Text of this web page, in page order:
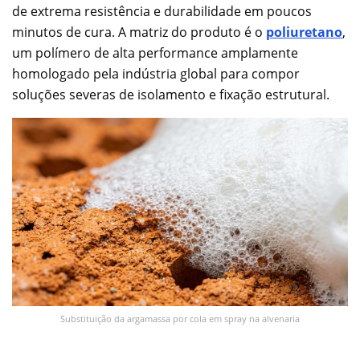
de extrema resistência e durabilidade em poucos
minutos de cura. A matriz do produto é o poliuretano,
um polímero de alta performance amplamente
homologado pela indústria global para compor
soluções severas de isolamento e fixação estrutural.
Substituição da argamassa por cola em spray na alvenaria